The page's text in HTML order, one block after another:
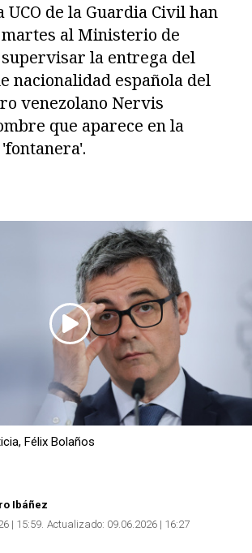
UCO de la Guardia Civil han
al Ministerio de
la entrega del
nacionalidad española del
venezolano Nervis
que aparece en la
Félix Bolaños
Ibáñez
| 15:59 Actualizado: 09.06.2026 | 16:27